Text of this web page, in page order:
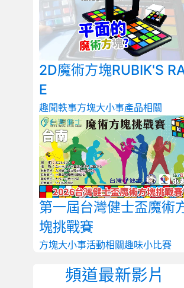
2D魔術方塊RUBIK'S
E
趣聞軼事方塊大小事產品相關
第一屆台灣健士盃魔術
塊挑戰賽
方塊大小事活動相關趣味小比賽
頻道最新影片